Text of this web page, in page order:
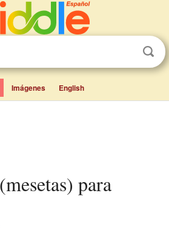
Imágenes English